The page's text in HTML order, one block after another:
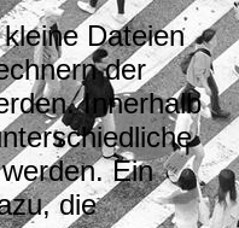
Dateien
der
Innerhalb
Ein
die